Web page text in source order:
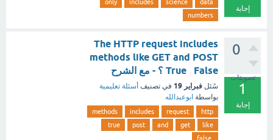
إجابة
data
science
includes
only
numbers
0
تصويتات
1
إجابة
The HTTP request includes
methods like GET and POST
True False ؟ - مع الشرح
سُئل فبراير 19 في تصنيف أسئلة تعليمية
بواسطة ابوعبدالله
http
request
includes
methods
like
get
and
post
true